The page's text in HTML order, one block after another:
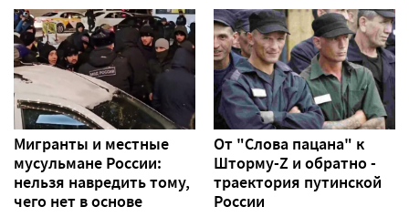
Мигранты и местные
мусульмане России:
нельзя навредить тому,
чего нет в основе
От "Слова пацана" к
Шторму-Z и обратно -
траектория путинской
России